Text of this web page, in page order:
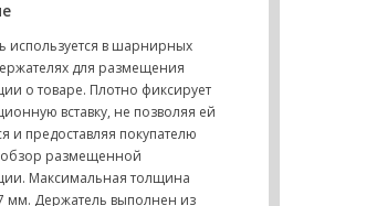
используется в шарнирных
для размещения
о товаре. Плотно фиксирует
вставку, не позволяя ей
и предоставляя покупателю
размещенной
Максимальная толщина
мм. Держатель выполнен из